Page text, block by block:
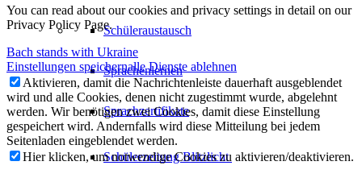
Schüleraustausch
Sprachenlernen
Sprachzertifikate
SchülerzeitungBlitzlicht
You can read about our cookies and privacy settings in detail on our
Privacy Policy Page.
Bach stands with Ukraine
Einstellungen speichernalle Dienste ablehnen
Aktivieren, damit die Nachrichtenleiste dauerhaft ausgeblendet
wird und alle Cookies, denen nicht zugestimmt wurde, abgelehnt
werden. Wir benötigen zwei Cookies, damit diese Einstellung
gespeichert wird. Andernfalls wird diese Mitteilung bei jedem
Seitenladen eingeblendet werden.
Hier klicken, um notwendige Cookies zu aktivieren/deaktivieren.